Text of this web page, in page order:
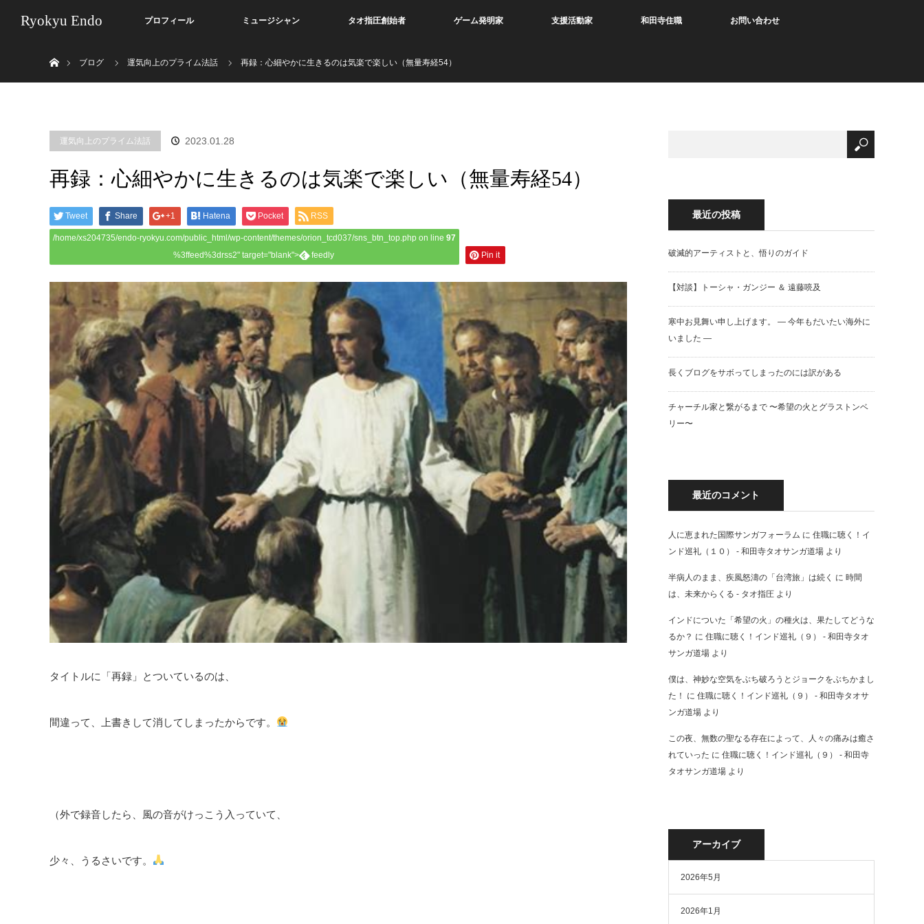
Ryokyu Endo プロフィール ミュージシャン タオ指圧創始者 ゲーム発明家 支援活動家 和田寺住職 お問い合わせ
ブログ
運気向上のプライム法話 再録：心細やかに生きるのは気楽で楽しい（無量寿経54）
運気向上のプライム法話 2023.01.28
再録：心細やかに生きるのは気楽で楽しい（無量寿経54）
Tweet Share +1 Hatena Pocket RSS
/home/xs204735/endo-ryokyu.com/public_html/wp-content/themes/orion_tcd037/sns_btn_top.php on line 97
%3ffeed%3drss2" target="blank">
feedly Pin it
タイトルに「再録」とついているのは、
間違って、上書きして消してしまったからです。
（外で録音したら、風の音がけっこう入っていて、
少々、うるさいです。
最近の投稿
破滅的アーティストと、悟りのガイド
【対談】トーシャ・ガンジー ＆ 遠藤喨及
寒中お見舞い申し上げます。 — 今年もだいたい海外に
いました —
長くブログをサボってしまったのには訳がある
チャーチル家と繋がるまで 〜希望の火とグラストンベ
リー〜
最近のコメント
人に恵まれた国際サンガフォーラム に 住職に聴く！イ
ンド巡礼（１０） - 和田寺タオサンガ道場 より
半病人のまま、疾風怒濤の「台湾旅」は続く に 時間
は、未来からくる - タオ指圧 より
インドについた「希望の火」の種火は、果たしてどうな
るか？ に 住職に聴く！インド巡礼（９） - 和田寺タオ
サンガ道場 より
僕は、神妙な空気をぶち破ろうとジョークをぶちかまし
た！
に 住職に聴く！インド巡礼（９） - 和田寺タオサ
ンガ道場 より
この夜、無数の聖なる存在によって、人々の痛みは癒さ
れていった に 住職に聴く！インド巡礼（９） - 和田寺
タオサンガ道場 より
アーカイブ
2026年5月
2026年1月